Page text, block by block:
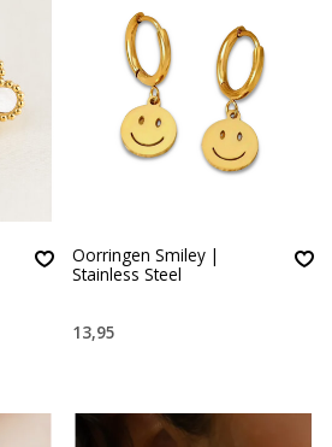
Oorringen Smiley |
Stainless Steel
13,95